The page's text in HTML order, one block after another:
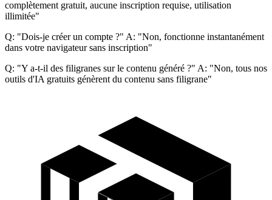
complètement gratuit, aucune inscription requise, utilisation
illimitée"
Q: "Dois-je créer un compte ?" A: "Non, fonctionne instantanément
dans votre navigateur sans inscription"
Q: "Y a-t-il des filigranes sur le contenu généré ?" A: "Non, tous nos
outils d'IA gratuits génèrent du contenu sans filigrane"